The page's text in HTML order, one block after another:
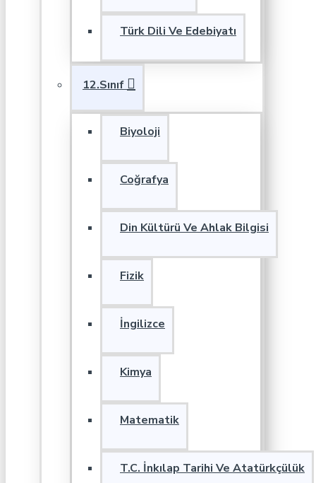
Türk Dili Ve Edebiyatı
12.Sınıf
Biyoloji
Coğrafya
Din Kültürü Ve Ahlak Bilgisi
Fizik
İngilizce
Kimya
Matematik
T.C. İnkılap Tarihi Ve Atatürkçülük